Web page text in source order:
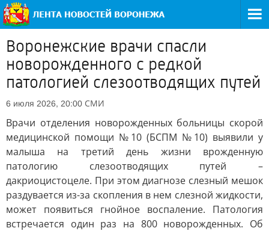
Воронежские врачи спасли
новорожденного с редкой
патологией слезоотводящих путей
6 июля 2026, 20:00 СМИ
Врачи отделения новорожденных больницы скорой
медицинской помощи №10 (БСПМ №10) выявили у
малыша на третий день жизни врожденную
патологию слезоотводящих путей –
дакриоцистоцеле. При этом диагнозе слезный мешок
раздувается из-за скопления в нем слезной жидкости,
может появиться гнойное воспаление. Патология
встречается один раз на 800 новорожденных. Об